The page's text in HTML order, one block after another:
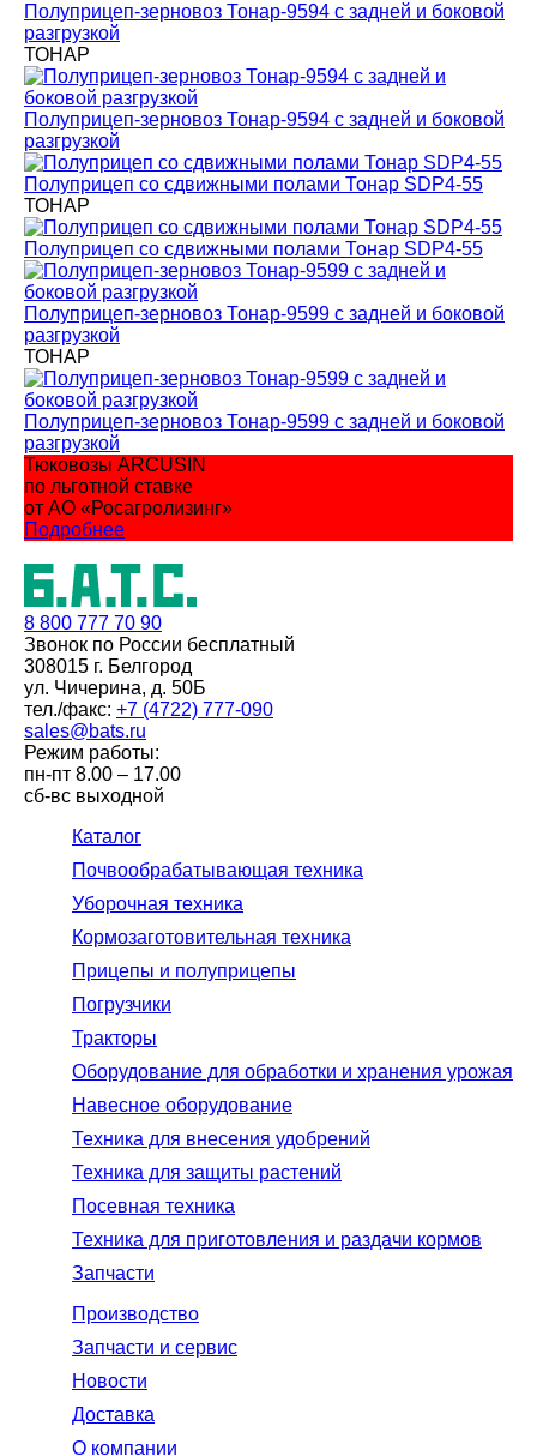
Полуприцеп-зерновоз Тонар-9594 с задней и боковой
разгрузкой
ТОНАР
Полуприцеп-зерновоз Тонар-9594 с задней и боковой
разгрузкой
Полуприцеп со сдвижными полами Тонар SDP4-55
ТОНАР
Полуприцеп со сдвижными полами Тонар SDP4-55
Полуприцеп-зерновоз Тонар-9599 с задней и боковой
разгрузкой
ТОНАР
Полуприцеп-зерновоз Тонар-9599 с задней и боковой
разгрузкой
Тюковозы ARCUSIN
по льготной ставке
от АО «Росагролизинг»
Подробнее
8 800 777 70 90
Звонок по России бесплатный
308015 г. Белгород
ул. Чичерина, д. 50Б
тел./факс: +7 (4722) 777-090
sales@bats.ru
Режим работы:
пн-пт 8.00 – 17.00
сб-вс выходной
Каталог
Почвообрабатывающая техника
Уборочная техника
Кормозаготовительная техника
Прицепы и полуприцепы
Погрузчики
Тракторы
Оборудование для обработки и хранения урожая
Навесное оборудование
Техника для внесения удобрений
Техника для защиты растений
Посевная техника
Техника для приготовления и раздачи кормов
Запчасти
Производство
Запчасти и сервис
Новости
Доставка
О компании